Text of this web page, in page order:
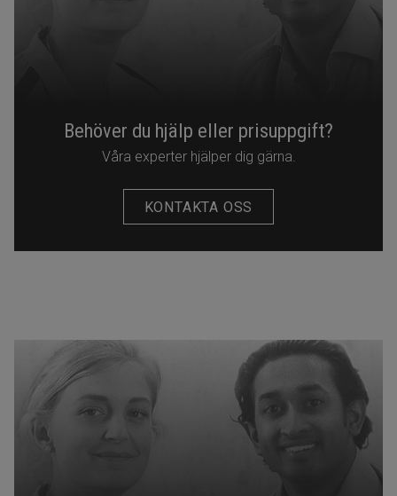
Behöver du hjälp eller prisuppgift?
Våra experter hjälper dig gärna.
KONTAKTA OSS